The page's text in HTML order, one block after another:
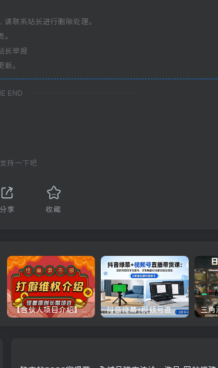
联系站长进行删除处理。
长举报
。
END
持一下吧
分享 收藏
【合伙人项目介绍】打假维权项目介绍 抖音绿幕+视频号直播带货课：居家照着稿子念起号，手机电脑双场景搭建全流程